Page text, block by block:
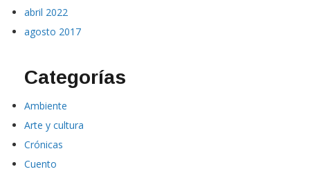
abril 2022
agosto 2017
Categorías
Ambiente
Arte y cultura
Crónicas
Cuento